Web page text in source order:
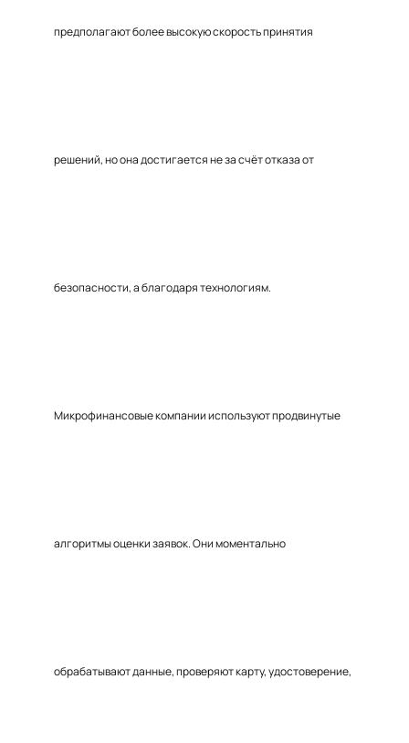
предполагают более высокую скорость принятия
решений, но она достигается не за счёт отказа от
безопасности, а благодаря технологиям.
Микрофинансовые компании используют продвинутые
алгоритмы оценки заявок. Они моментально
обрабатывают данные, проверяют карту, удостоверение,